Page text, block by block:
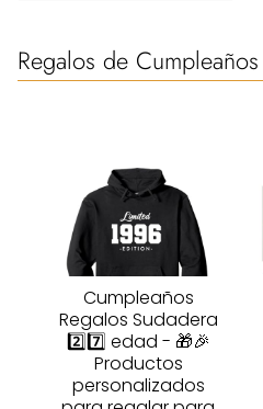
Regalos de
Cumpleaños
Regalos Sudadera
2️⃣7️⃣ edad - 🎁🎉
Productos
personalizados